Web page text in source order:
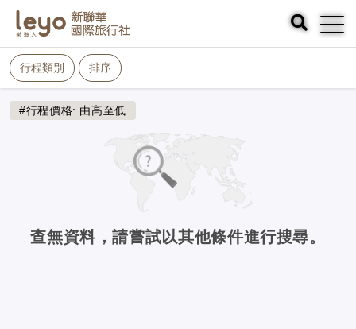
行程類別 排序
#行程價格: 由高至低
查無資料，請嘗試以其他條件進行搜尋。